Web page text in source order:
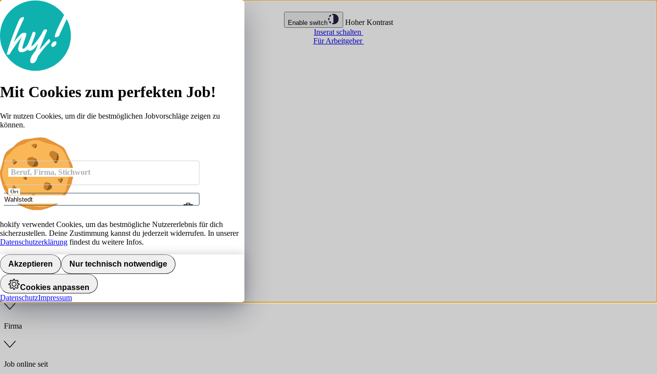
Enable switch
Hoher Kontrast
Inserat schalten
Für Arbeitgeber
Lebenslauf
Anmelden
Beruf, Firma, Stichwort
Ort
Jobs finden
Branche
Firma
Job online seit
Mit Cookies zum perfekten Job!
Wir nutzen Cookies, um dir die bestmöglichen Jobvorschläge zeigen zu
können.
hokify verwendet Cookies, um das bestmögliche Nutzererlebnis für dich
sicherzustellen. Deine Zustimmung kannst du jederzeit widerrufen. In unserer
Datenschutzerklärung findest du weitere Infos.
Akzeptieren Nur technisch notwendige
Cookies anpassen
DatenschutzImpressum